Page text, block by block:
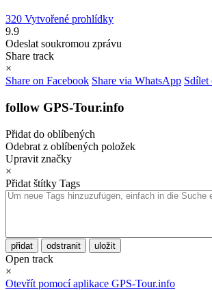
320 Vytvořené prohlídky
9.9
Odeslat soukromou zprávu
Share track
×
Share on Facebook Share via WhatsApp Sdílet
follow GPS-Tour.info
Přidat do oblíbených
Odebrat z oblíbených položek
Upravit značky
×
Přidat štítky Tags
přidat odstranit uložit
Open track
×
Otevřít pomocí aplikace GPS-Tour.info